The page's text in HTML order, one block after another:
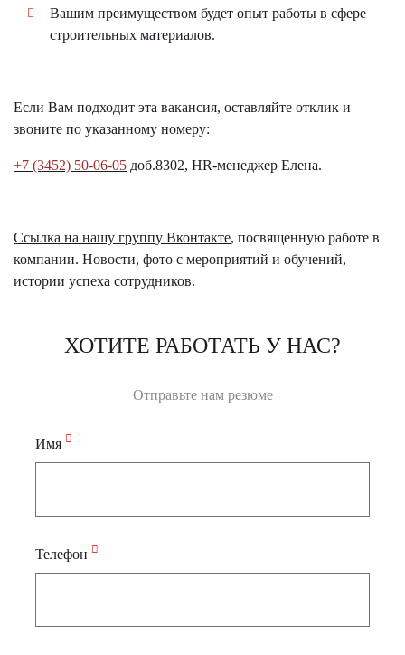
Вашим преимуществом будет опыт работы в сфере
строительных материалов.
Если Вам подходит эта вакансия, оставляйте отклик и
звоните по указанному номеру:
+7 (3452) 50-06-05 доб.8302, HR-менеджер Елена.
Ссылка на нашу группу Вконтакте, посвященную работе в
компании. Новости, фото с мероприятий и обучений,
истории успеха сотрудников.
ХОТИТЕ РАБОТАТЬ У НАС?
Отправьте нам резюме
Имя
Телефон